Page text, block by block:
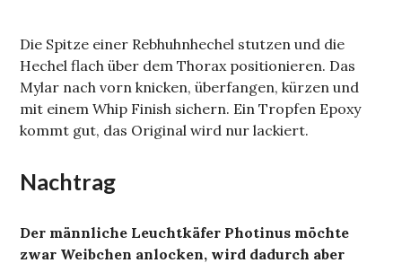
Die Spitze einer Rebhuhnhechel stutzen und die
Hechel flach über dem Thorax positionieren. Das
Mylar nach vorn knicken, überfangen, kürzen und
mit einem Whip Finish sichern. Ein Tropfen Epoxy
kommt gut, das Original wird nur lackiert.
Nachtrag
Der männliche Leuchtkäfer Photinus möchte
zwar Weibchen anlocken, wird dadurch aber